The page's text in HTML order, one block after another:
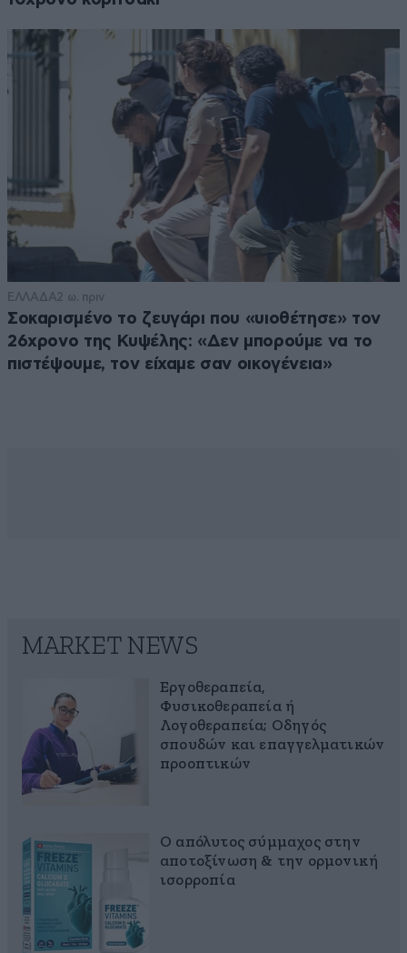
ΕΛΛΑΔΑ2 ω. πριν
Σοκαρισμένο το ζευγάρι που «υιοθέτησε» τον
26χρονο της Κυψέλης: «Δεν μπορούμε να το
πιστέψουμε, τον είχαμε σαν οικογένεια»
MARKET NEWS
Εργοθεραπεία,
Φυσικοθεραπεία ή
Λογοθεραπεία; Οδηγός
σπουδών και επαγγελματικών
προοπτικών
Ο απόλυτος σύμμαχος στην
αποτοξίνωση & την ορμονική
ισορροπία